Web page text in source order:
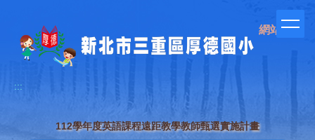
容
網站管理
:::
112學年度英語課程遠距教學教師甄選實施計畫